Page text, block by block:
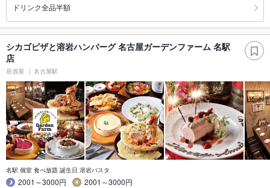
ドリンク全品半額
シカゴピザと溶岩ハンバーグ 名古屋ガーデンファーム 名駅
店
居酒屋 名古屋駅
名駅 個室 食べ放題 誕生日 溶岩パスタ
2001～3000円
2001～3000円